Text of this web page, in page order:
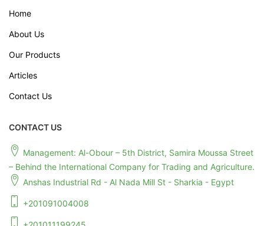
Home
About Us
Our Products
Articles
Contact Us
CONTACT US
Management: Al-Obour – 5th District, Samira Moussa Street
– Behind the International Company for Trading and Agriculture.
Anshas Industrial Rd - Al Nada Mill St - Sharkia - Egypt
+201091004008